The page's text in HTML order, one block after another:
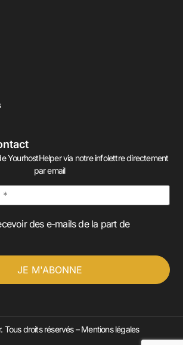
YourhostHelper via notre infolettre directement
par email
des e-mails de la part de
droits réservés –Mentions légales